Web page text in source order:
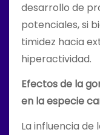
desarrollo de
potenciales, si
timidez hacia
hiperactividad.
Efectos de la
en la especie
La influencia